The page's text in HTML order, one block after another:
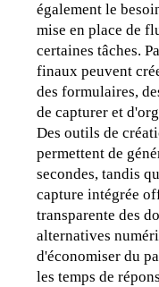
également le
mise en place de
certaines tâches.
finaux peuvent
des formulaires,
de capturer et
Des outils de
permettent de
secondes, tandis
capture intégrée
transparente des
alternatives
d'économiser du
les temps de